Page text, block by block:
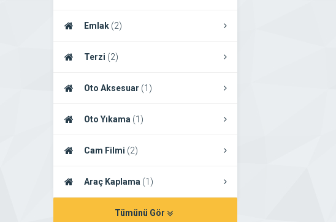
Emlak (2)
Terzi (2)
Oto Aksesuar (1)
Oto Yıkama (1)
Cam Filmi (2)
Araç Kaplama (1)
Tümünü Gör